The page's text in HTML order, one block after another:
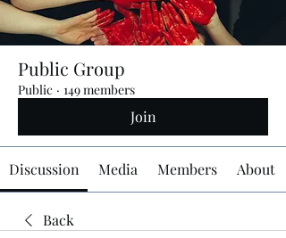
Public Group
Public · 149 members
Join
Discussion Media Members About
Back